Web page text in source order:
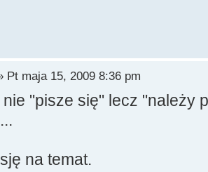
Pt maja 15, 2009 8:36 pm
"pisze się" lecz "należy
na temat.